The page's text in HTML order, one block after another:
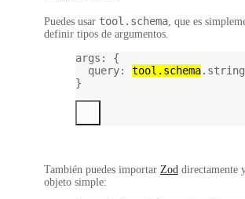
Puedes usar tool.schema, que es
definir tipos de argumentos.
args : {
query: tool.schema. string
}
También puedes importar Zod directamente
objeto simple: